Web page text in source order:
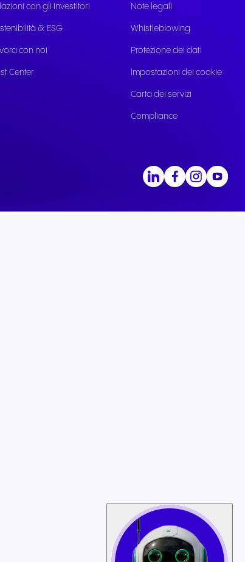
con gli investitori
& ESG
con noi
Center
Note legali
Whistleblowing
Protezione dei dati
Impostazioni dei cookie
Carta dei servizi
Compliance